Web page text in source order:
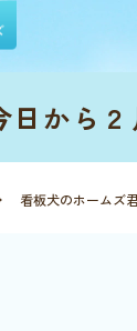
日から２
看板犬のホームズ